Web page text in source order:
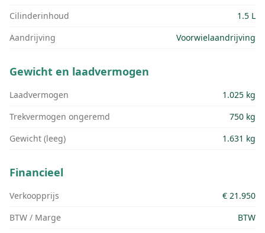
Cilinderinhoud
1.5 L
Aandrijving
Voorwielaandrijving
Gewicht en laadvermogen
Laadvermogen
1.025 kg
Trekvermogen ongeremd
750 kg
Gewicht (leeg)
1.631 kg
Financieel
Verkoopprijs
€ 21.950
BTW / Marge
BTW